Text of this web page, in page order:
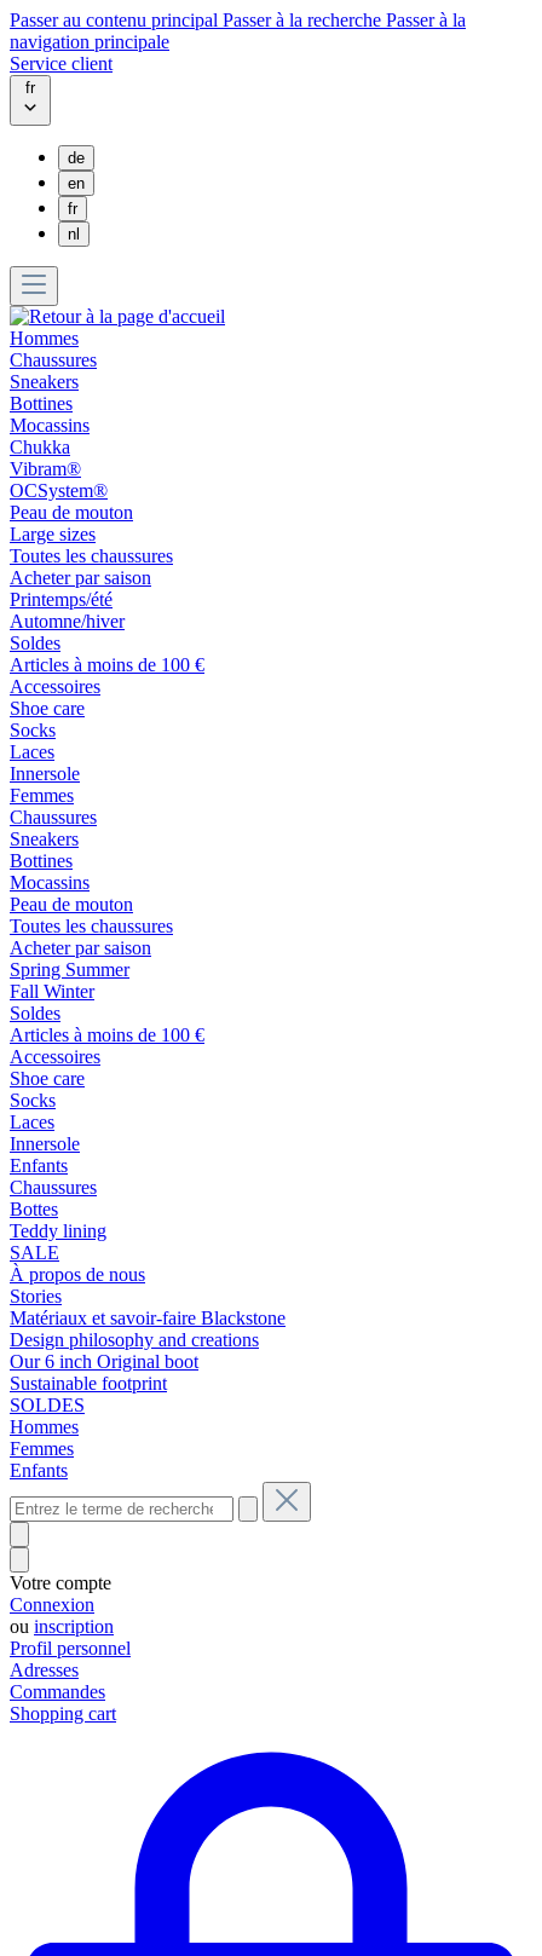
Passer au contenu principal Passer à la recherche Passer à la
navigation principale
Service client
fr
de
en
fr
nl
Hommes
Chaussures
Sneakers
Bottines
Mocassins
Chukka
Vibram®
OCSystem®
Peau de mouton
Large sizes
Toutes les chaussures
Acheter par saison
Printemps/été
Automne/hiver
Soldes
Articles à moins de 100 €
Accessoires
Shoe care
Socks
Laces
Innersole
Femmes
Chaussures
Sneakers
Bottines
Mocassins
Peau de mouton
Toutes les chaussures
Acheter par saison
Spring Summer
Fall Winter
Soldes
Articles à moins de 100 €
Accessoires
Shoe care
Socks
Laces
Innersole
Enfants
Chaussures
Bottes
Teddy lining
SALE
À propos de nous
Stories
Matériaux et savoir-faire Blackstone
Design philosophy and creations
Our 6 inch Original boot
Sustainable footprint
SOLDES
Hommes
Femmes
Enfants
Votre compte
Connexion
ou inscription
Profil personnel
Adresses
Commandes
Shopping cart